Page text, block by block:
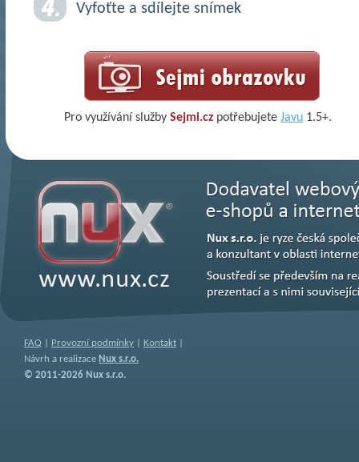
Vyfoťte a sdílejte snímek
Pro využívání služby Sejmi.cz potřebujete Javu 1.5+.
FAQ Provozní podmínky Kontakt
Návrh a realizace Nux s.r.o.
© 2011-2026 Nux s.r.o.